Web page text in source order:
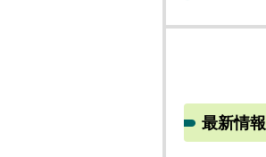
最新情報